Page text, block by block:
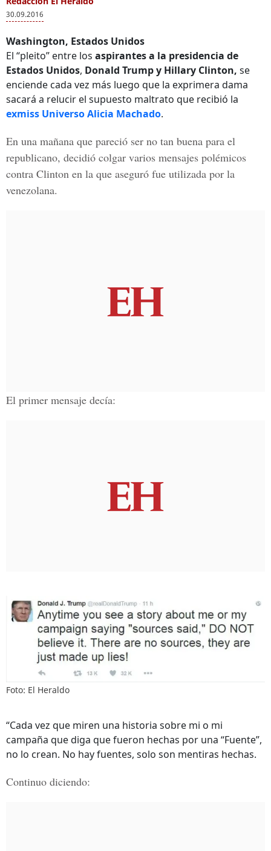
30.09.2016
Washington, Estados Unidos
El “pleito” entre los aspirantes a la presidencia de
Estados Unidos, Donald Trump y Hillary Clinton, se
enciende cada vez más luego que la exprimera dama
sacará a relucir el supuesto maltrato que recibió la
exmiss Universo Alicia Machado.
En una mañana que pareció ser no tan buena para el
republicano, decidió colgar varios mensajes polémicos
contra Clinton en la que aseguró fue utilizada por la
venezolana.
El primer mensaje decía:
Foto: El Heraldo
“Cada vez que miren una historia sobre mi o mi
campaña que diga que fueron hechas por una “Fuente”,
no lo crean. No hay fuentes, solo son mentiras hechas.
Continuo diciendo: